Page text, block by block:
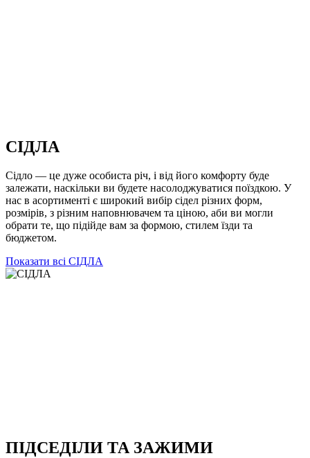
СІДЛА
Сідло — це дуже особиста річ, і від його комфорту буде
залежати, наскільки ви будете насолоджуватися поїздкою. У
нас в асортименті є широкий вибір сідел різних форм,
розмірів, з різним наповнювачем та ціною, аби ви могли
обрати те, що підійде вам за формою, стилем їзди та
бюджетом.
Показати всі СІДЛА
ПІДСЕДІЛИ ТА ЗАЖИМИ